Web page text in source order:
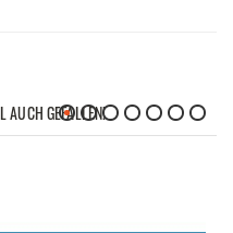
AUCH GEFALLEN!